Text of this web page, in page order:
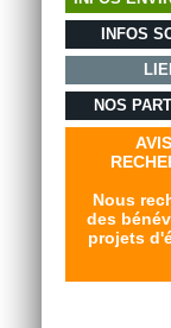
INFOS
NOS
Nous
des
projets